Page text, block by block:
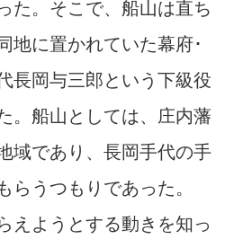
た。そこで、船山は直ち
地に置かれていた幕府･
長岡与三郎という下級役
。船山としては、庄内藩
域であり、長岡手代の手
らうつもりであった。
えようとする動きを知っ